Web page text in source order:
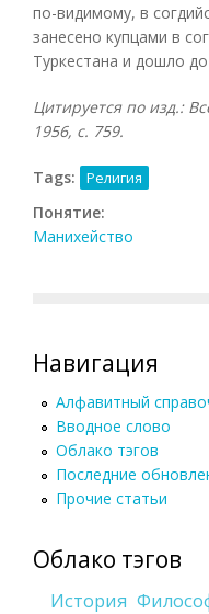
по-видимому, в
занесено купцами в
Туркестана и дошло
Цитируется по изд.:
1956, с. 759.
Tags: Религия
Понятие:
Манихейство
Навигация
Алфавитный
Вводное слово
Облако тэгов
Последние
Прочие статьи
Облако тэгов
История